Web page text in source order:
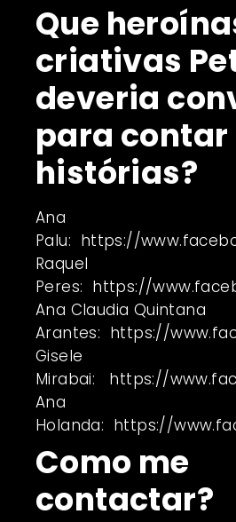
Que
criativas
deveria
para contar
histórias?
Ana
Palu: https://
Raquel
Peres: https://
Ana Claudia Quintana
Arantes: https://
Gisele
Mirabai: https://
Ana
Holanda: https://
Como me
contactar?